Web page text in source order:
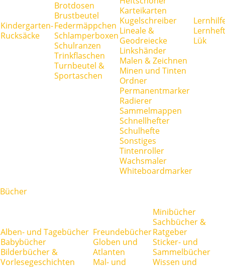
Kindergarten-
Rucksäcke
Brotdosen
Brustbeutel
Federmäppchen
Schlamperboxen
Schulranzen
Trinkflaschen
Turnbeutel &
Sportaschen
Karteikarten
Kugelschreiber
Lineale &
Geodreiecke
Linkshänder
Malen & Zeichnen
Minen und Tinten
Ordner
Permanentmarker
Radierer
Sammelmappen
Schnellhefter
Schulhefte
Sonstiges
Tintenroller
Wachsmaler
Whiteboardmarker
Lük
Bücher
Alben- und Tagebücher
Babybücher
Bilderbücher &
Vorlesegeschichten
Freundebücher
Globen und
Atlanten
Mal- und
Minibücher
Sachbücher &
Ratgeber
Sticker- und
Sammelbücher
Wissen und